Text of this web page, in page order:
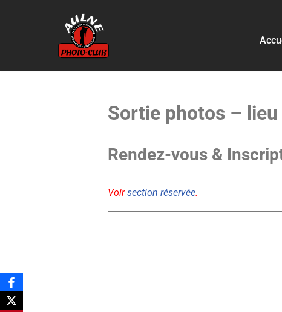
Sortie photos –
Rendez-vous &
Voirsection réservée.